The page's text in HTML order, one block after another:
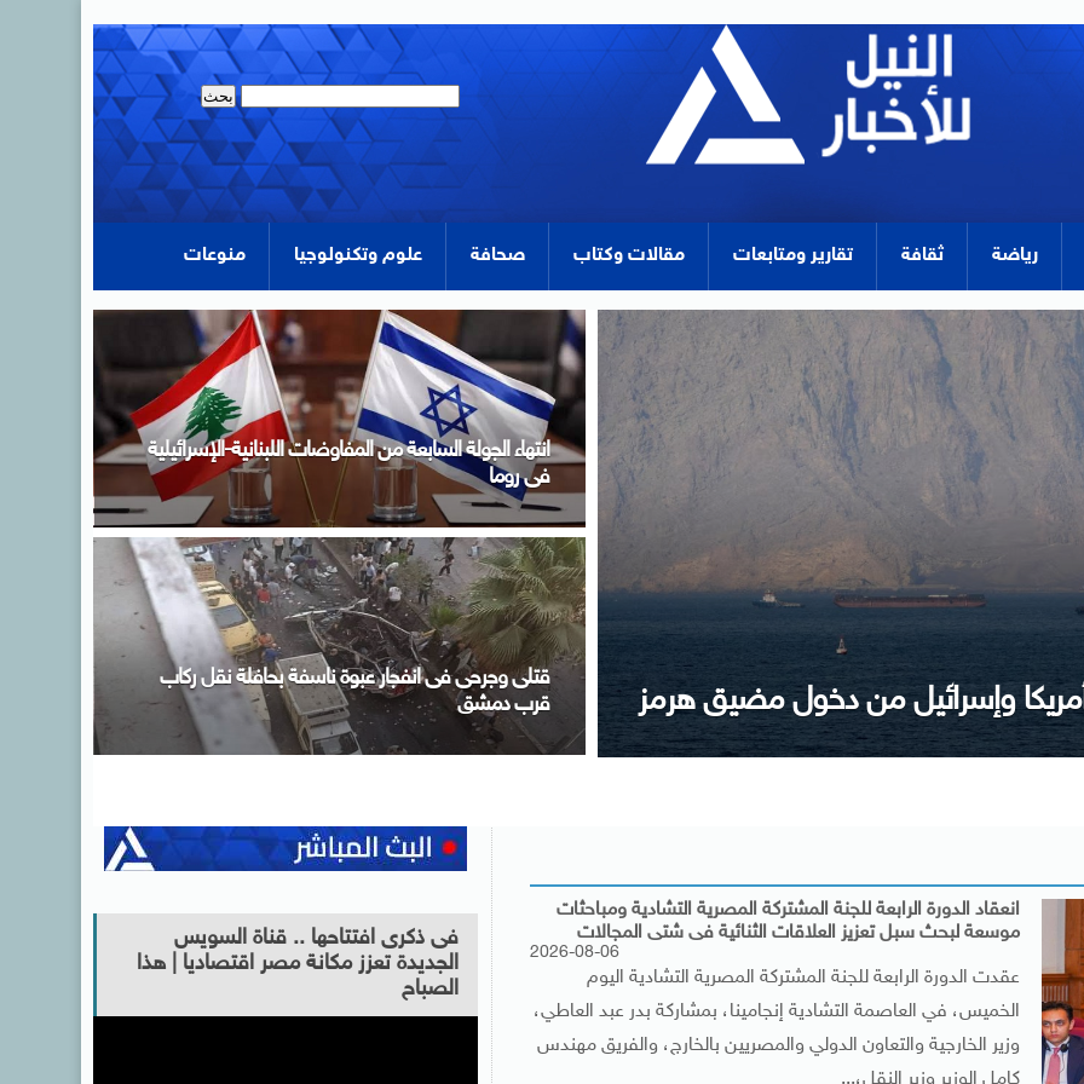
رياضة ثقافة تقارير ومتابعات مقالات وكتاب صحافة علوم وتكنولوجيا منوعات
بن عيسى ويجدد موقف مصر الداعم
مدبولى خلال اجتماع الحكومة: لدينا مخزون سلعى يكفي
لتلبية احتياجات الاستهلاك المحلي لفترات آمنة تصل فى
بعض السلع إلى عام كامل
مصر ودول عربية وإسلامية يدينون الانتهاكات الإسرائيلية
المتواصلة فى قطاع غزة
انعقاد الدورة الرابعة للجنة المشتركة المصرية التشادية ومباحثات
موسعة لبحث سبل تعزيز العلاقات الثنائية فى شتى المجالات
2026-08-06
عقدت الدورة الرابعة للجنة المشتركة المصرية التشادية اليوم
الخميس، في العاصمة التشادية إنجامينا، بمشاركة بدر عبد العاطي،
وزير الخارجية والتعاون الدولي والمصريين بالخارج، والفريق مهندس
كامل الوزير وزير النقل،...
فى ذكرى افتتاحها .. قناة السويس
الجديدة تعزز مكانة مصر اقتصاديا | هذا
الصباح